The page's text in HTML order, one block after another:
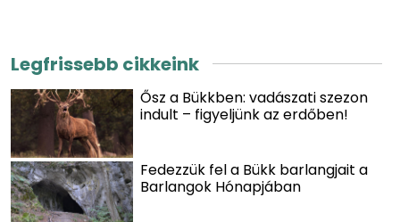
Legfrissebb cikkeink
Ősz a Bükkben: vadászati szezon
indult – figyeljünk az erdőben!
Fedezzük fel a Bükk barlangjait a
Barlangok Hónapjában